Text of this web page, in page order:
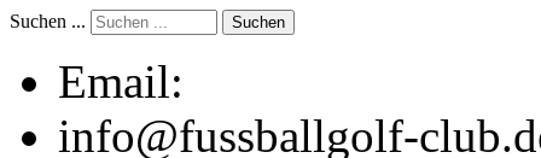
Suchen ... Suchen
Email:
info@fussballgolf-